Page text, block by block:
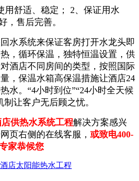
用舒适、稳定； 2、保证用水
，售后完善。
水系统来保证客房打开水龙头即
，循环保温，独特恒温设置，供
酒店不同房间的类型，按照国际
，保温水箱高保温措施让酒店24
水。“4小时到位”“24小时全天候
让客户无后顾之忧。
供热水系统工程解决方案感兴
页右侧的在线客服， 或致电400-
家恭候您
店太阳能热水工程